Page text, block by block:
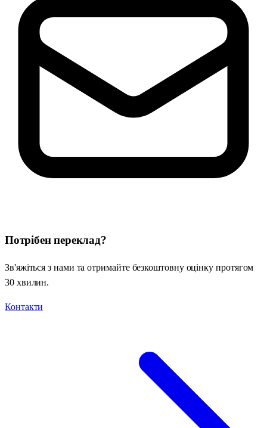
Потрібен переклад?
Зв'яжіться з нами та отримайте безкоштовну оцінку протягом
30 хвилин.
Контакти